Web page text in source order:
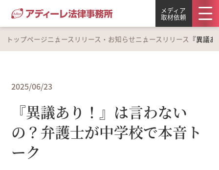
メディア
取材依頼
トップページニュースリリース・お知らせニュースリリース 『異議
2025/06/23
『異議あり！』は言わない
の？弁護士が中学校で本音ト
ーク